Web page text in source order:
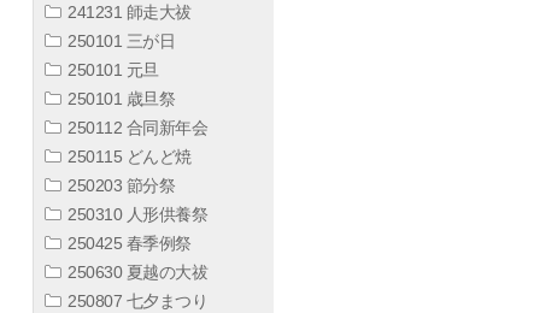
241231 師走大祓
250101 三が日
250101 元旦
250101 歳旦祭
250112 合同新年会
250115 どんど焼
250203 節分祭
250310 人形供養祭
250425 春季例祭
250630 夏越の大祓
250807 七夕まつり